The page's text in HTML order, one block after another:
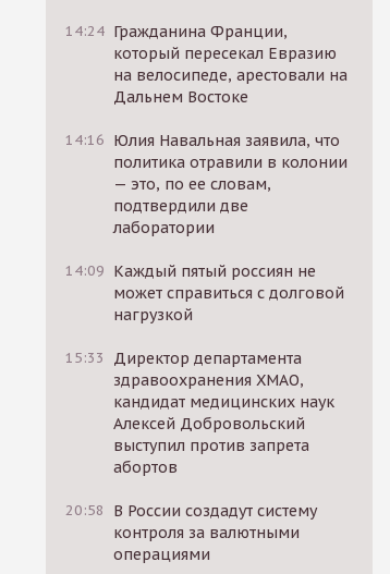
14:24 Гражданина Франции,
который пересекал Евразию
на велосипеде, арестовали на
Дальнем Востоке
14:16 Юлия Навальная заявила, что
политика отравили в колонии
— это, по ее словам,
подтвердили две
лаборатории
14:09 Каждый пятый россиян не
может справиться с долговой
нагрузкой
15:33
Директор департамента
здравоохранения ХМАО,
кандидат медицинских наук
Алексей Добровольский
выступил против запрета
абортов
20:58
В России создадут систему
контроля за валютными
операциями